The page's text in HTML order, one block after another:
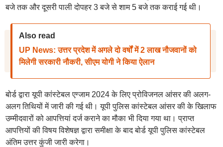
बजे तक और दूसरी पाली दोपहर 3 बजे से शाम 5 बजे तक कराई गई थी।
Also read
UP News: उत्तर प्रदेश में अगले दो वर्षों में 2 लाख नौजवानों को
मिलेगी सरकारी नौकरी, सीएम योगी ने किया ऐलान
बोर्ड द्वारा यूपी कांस्टेबल एग्जाम 2024 के लिए प्रोविजनल आंसर की अलग-
अलग तिथियों में जारी की गई थी। यूपी पुलिस कांस्टेबल आंसर की के खिलाफ
उम्मीदवारों को आपत्तियां दर्ज कराने का मौका भी दिया गया था। प्राप्त
आपत्तियों की विषय विशेषज्ञ द्वारा समीक्षा के बाद बोर्ड यूपी पुलिस कांस्टेबल
अंतिम उत्तर कुंजी जारी करेगा।